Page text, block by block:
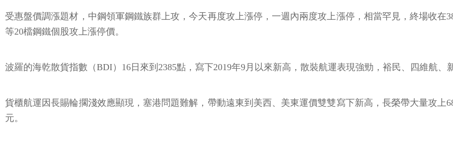
受惠盤價調漲題材，中鋼領軍鋼鐵族群上攻，今天再度攻上漲停，一週內兩度攻上漲停，相當罕見，終場收在
等20檔鋼鐵個股攻上漲停價。
波羅的海乾散貨指數（BDI）16日來到2385點，寫下2019年9月以來新高，散裝航運表現強勁，裕民、四維航、
貨櫃航運因長賜輪擱淺效應顯現，塞港問題難解，帶動遠東到美西、美東運價雙雙寫下新高，長榮帶大量攻上
元。